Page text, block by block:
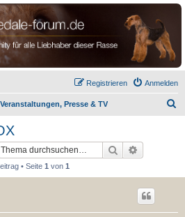
Anmelden
Registrieren
Veranstaltungen, Presse & TV
Suche
• Seite 1 von 1